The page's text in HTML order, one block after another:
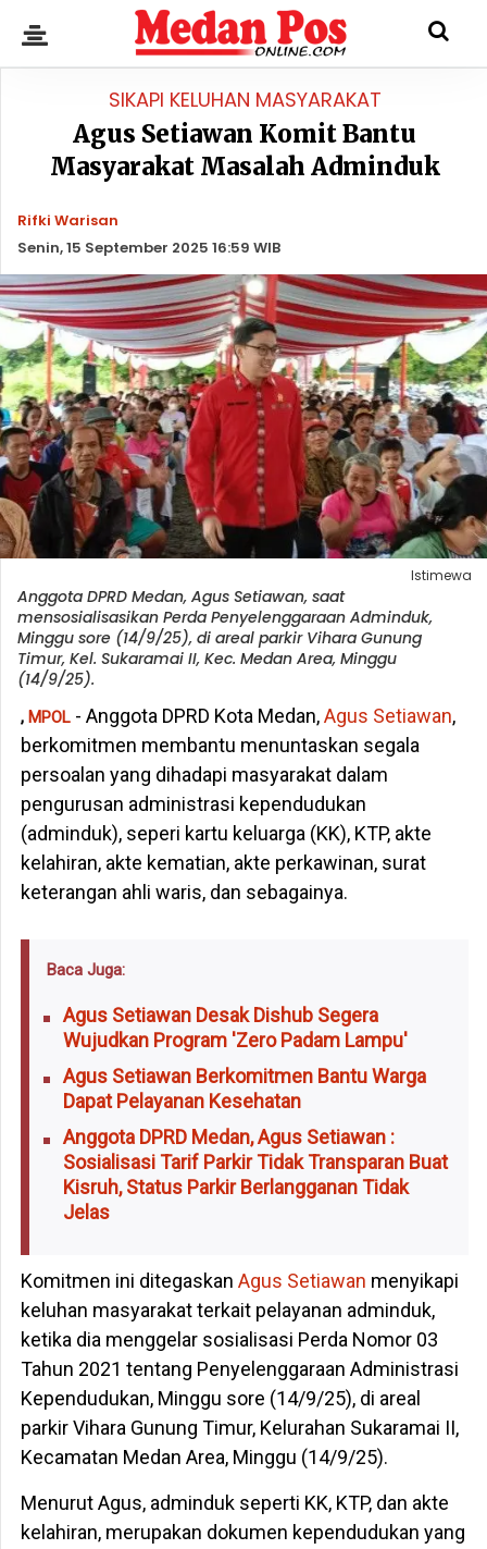
SIKAPI KELUHAN MASYARAKAT
Agus Setiawan Komit Bantu
Masyarakat Masalah Adminduk
Rifki Warisan
Senin, 15 September 2025 16:59 WIB
Istimewa
Anggota DPRD Medan, Agus Setiawan, saat
mensosialisasikan Perda Penyelenggaraan Adminduk,
Minggu sore (14/9/25), di areal parkir Vihara Gunung
Timur, Kel. Sukaramai II, Kec. Medan Area, Minggu
(14/9/25).
, MPOL- Anggota DPRD Kota Medan,Agus Setiawan,
berkomitmen membantu menuntaskan segala
persoalan yang dihadapi masyarakat dalam
pengurusan administrasi kependudukan
(adminduk), seperi kartu keluarga (KK), KTP, akte
kelahiran, akte kematian, akte perkawinan, surat
keterangan ahli waris, dan sebagainya.
Baca Juga:
Agus Setiawan Desak Dishub Segera
Wujudkan Program 'Zero Padam Lampu'
Agus Setiawan Berkomitmen Bantu Warga
Dapat Pelayanan Kesehatan
Anggota DPRD Medan, Agus Setiawan :
Sosialisasi Tarif Parkir Tidak Transparan Buat
Kisruh, Status Parkir Berlangganan Tidak
Jelas
Komitmen ini ditegaskan Agus Setiawan menyikapi
keluhan masyarakat terkait pelayanan adminduk,
ketika dia menggelar sosialisasi Perda Nomor 03
Tahun 2021 tentang Penyelenggaraan Administrasi
Kependudukan, Minggu sore (14/9/25), di areal
parkir Vihara Gunung Timur, Kelurahan Sukaramai II,
Kecamatan Medan Area, Minggu (14/9/25).
Menurut Agus, adminduk seperti KK, KTP, dan akte
kelahiran, merupakan dokumen kependudukan yang